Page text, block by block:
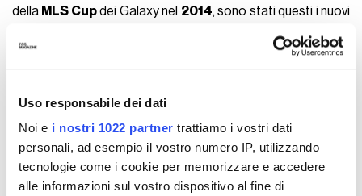
Uso responsabile dei dati
Noi e i nostri 1022 partner trattiamo i vostri dati
personali, ad esempio il vostro numero IP, utilizzando
tecnologie come i cookie per memorizzare e accedere
alle informazioni sul vostro dispositivo al fine di
della MLS Cupdei Galaxy nel 2014, sono stati questi i nuovi
di Beckham e dimostrando la direzione
commercialeche si
stava impossessando del club. Sono stati evidenti tentativi
appetibiledal punto di vista
aGiovani dos Santos, utilizzato per attirare i tifosi ispanici
grazie alla sua popolarità inMessico. La franchigia si era
quindi fissata con l'acquisto distelle internazionali, con il
finecapitalizzaresulla loro immagine e diventare sempre